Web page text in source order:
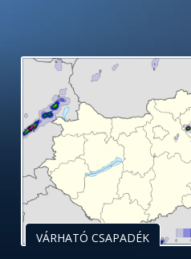
VÁRHATÓ CSAPADÉK